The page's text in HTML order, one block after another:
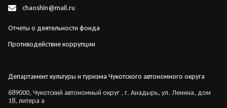
chaoshin@mail.ru
Отчеты о деятельности фонда
Противодействие коррупции
Департамент культуры и туризма Чукотского автономного округа
689000, Чукотский автономный округ , г. Анадырь, ул. Ленина, дом
18, литера а